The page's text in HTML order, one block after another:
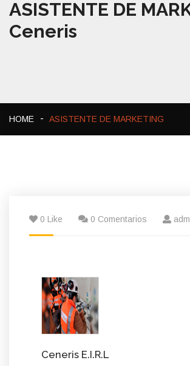
ASISTENTE DE
Ceneris
HOME ASISTENTE DE MARKETING
0 Like 0 Comentarios
Ceneris E.I.R.L